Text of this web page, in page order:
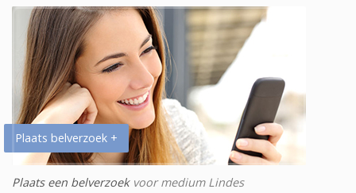
Plaats belverzoek +
Plaats een belverzoekvoor medium Lindes